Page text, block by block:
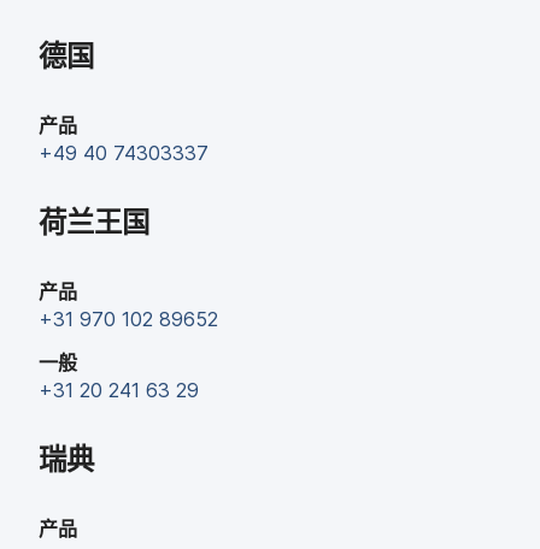
德国
产品
+49 40 74303337
荷兰​王国
产品
+31 970 102 89652
一般
+31 20 241 63 29
瑞典
产品